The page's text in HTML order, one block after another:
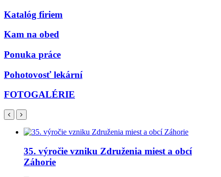
Katalóg firiem
Kam na obed
Ponuka práce
Pohotovosť lekární
FOTOGALÉRIE
35. výročie vzniku Združenia miest a obcí
Záhorie